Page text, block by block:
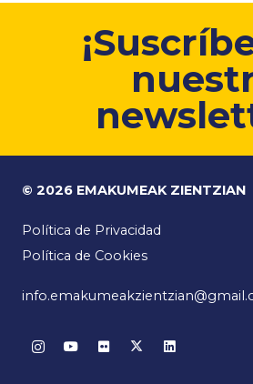
© 2026 EMAKUMEAK ZIENTZIAN
Política de Privacidad
Política de Cookies